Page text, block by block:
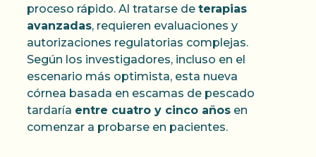
proceso rápido. Al tratarse de terapias
avanzadas, requieren evaluaciones y
autorizaciones regulatorias complejas.
Según los investigadores, incluso en el
escenario más optimista, esta nueva
córnea basada en escamas de pescado
tardaría entre cuatro y cinco años en
comenzar a probarse en pacientes.